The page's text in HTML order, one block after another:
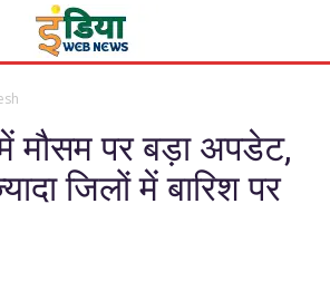
मौसम पर बड़ा अपडेट,
जिलों में बारिश पर